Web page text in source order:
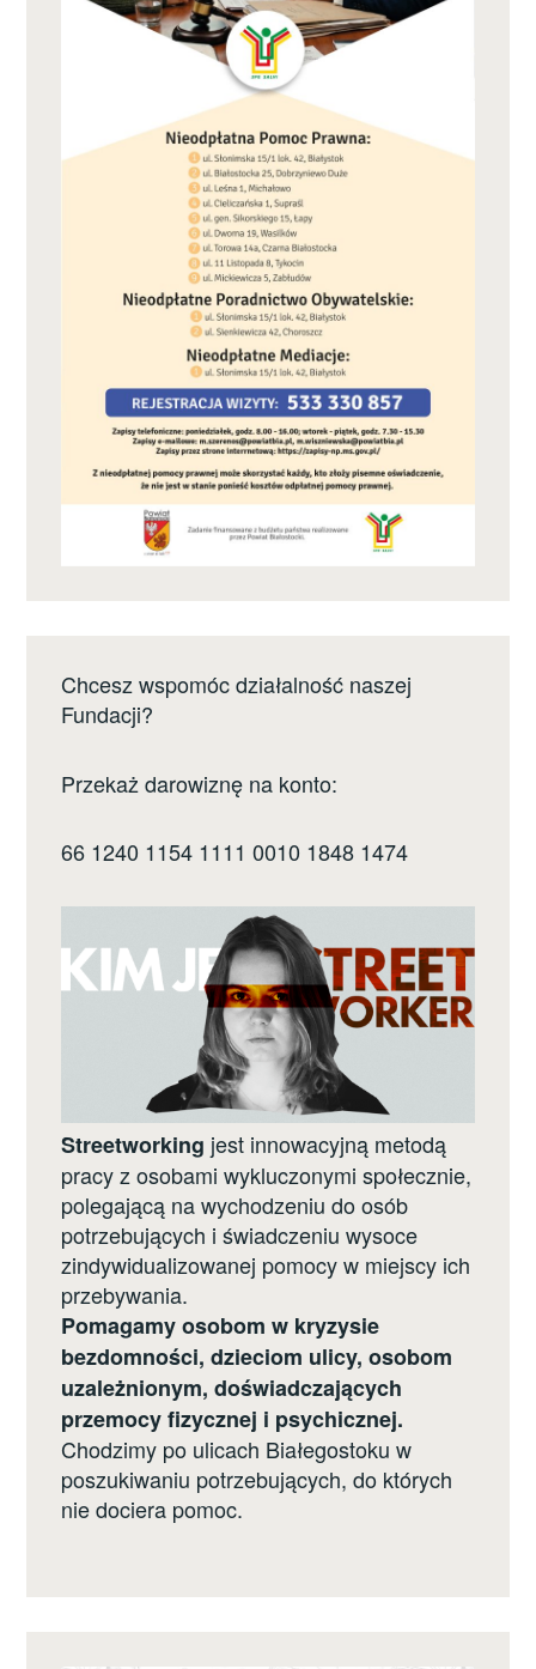
Chcesz wspomóc działalność naszej
Fundacji?
Przekaż darowiznę na konto:
66 1240 1154 1111 0010 1848 1474
Streetworking jest innowacyjną metodą
pracy z osobami wykluczonymi społecznie,
polegającą na wychodzeniu do osób
potrzebujących i świadczeniu wysoce
zindywidualizowanej pomocy w miejscy ich
przebywania.
Pomagamy osobom w kryzysie
bezdomności, dzieciom ulicy, osobom
uzależnionym, doświadczających
przemocy fizycznej i psychicznej.
Chodzimy po ulicach Białegostoku w
poszukiwaniu potrzebujących, do których
nie dociera pomoc.